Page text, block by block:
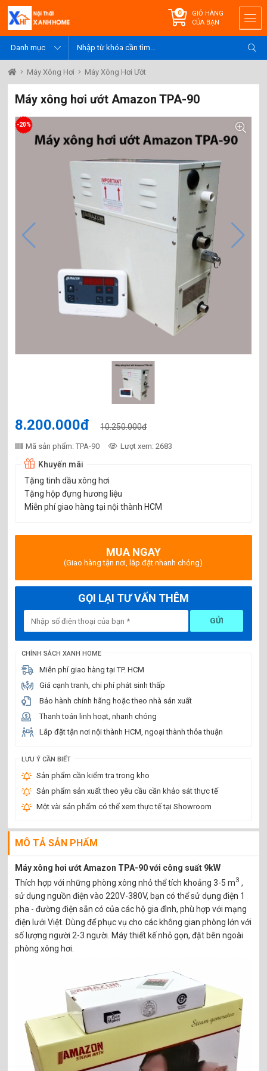
0
GIỎ HÀNG
CỦA BẠN
Máy Xông Hơi Máy Xông Hơi Ướt
Máy xông hơi ướt Amazon TPA-90
-20%
8.200.000đ 10.250.000đ
Mã sản phẩm: TPA-90 Lượt xem: 2683
Khuyến mãi
Tặng tinh dầu xông hơi
Tặng hộp đựng hương liệu
Miễn phí giao hàng tại nội thành HCM
MUA NGAY
(Giao hàng tận nơi, lắp đặt nhanh chóng)
GỌI LẠI TƯ VẤN THÊM
GỬI
CHÍNH SÁCH XANH HOME
Miễn phí giao hàng tại TP. HCM
Giá cạnh tranh, chi phí phát sinh thấp
Bảo hành chính hãng hoặc theo nhà sản xuất
Thanh toán linh hoạt, nhanh chóng
Lắp đặt tận nơi nội thành HCM, ngoại thành thỏa thuận
LƯU Ý CẦN BIẾT
Sản phẩm cần kiểm tra trong kho
Sản phẩm sản xuất theo yêu cầu cần khảo sát thực tế
Một vài sản phẩm có thể xem thực tế tại Showroom
MÔ TẢ SẢN PHẨM
Máy xông hơi ướt Amazon TPA-90 với công suất 9kW
Thích hợp với những phòng xông nhỏ thể tích khoảng 3-5 m3 ,
sử dụng nguồn điện vào 220V-380V, bạn có thể sử dụng điện 1
pha - đường điện sẵn có của các hộ gia đình, phù hợp với mạng
điện lưới Việt. Dùng để phục vụ cho các không gian phòng lớn với
số lượng người 2-3 người. Máy thiết kế nhỏ gọn, đặt bên ngoài
phòng xông hơi.